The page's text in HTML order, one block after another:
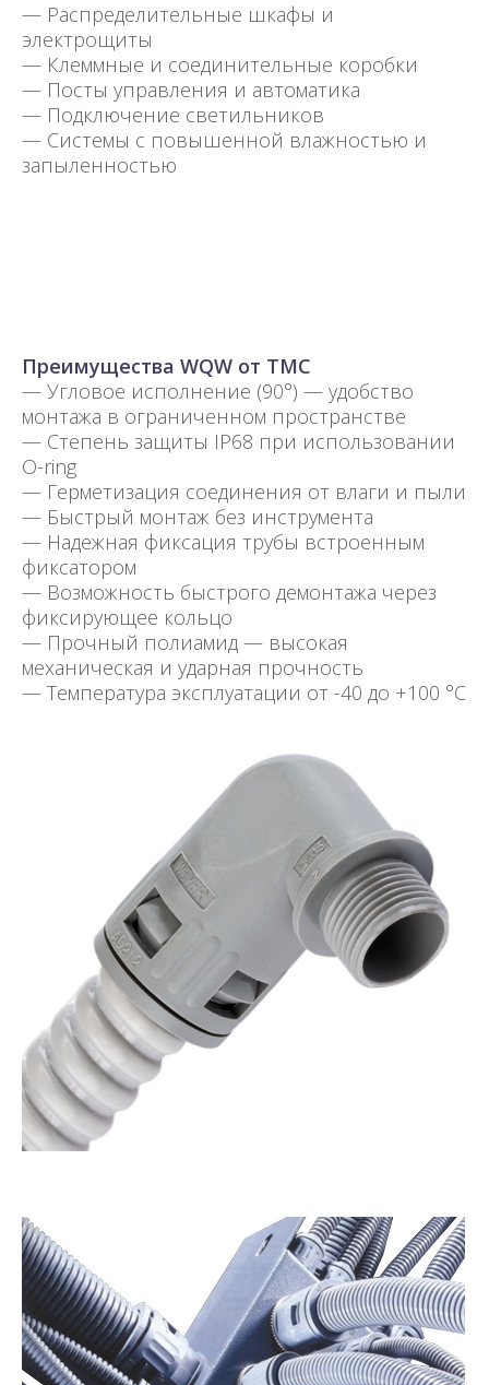
— Распределительные шкафы и
электрощиты
— Клеммные и соединительные коробки
— Посты управления и автоматика
— Подключение светильников
— Системы с повышенной влажностью и
запыленностью
Преимущества WQW от TMC
— Угловое исполнение (90°) — удобство
монтажа в ограниченном пространстве
— Степень защиты IP68 при использовании
O-ring
— Герметизация соединения от влаги и пыли
— Быстрый монтаж без инструмента
— Надежная фиксация трубы встроенным
фиксатором
— Возможность быстрого демонтажа через
фиксирующее кольцо
— Прочный полиамид — высокая
механическая и ударная прочность
— Температура эксплуатации от -40 до +100 °C